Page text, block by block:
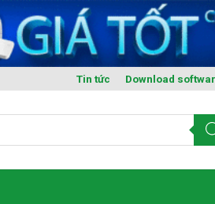
Tin tức Download